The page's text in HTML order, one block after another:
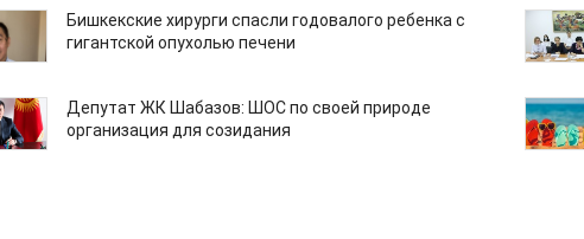
Бишкекские хирурги спасли годовалого ребенка с
гигантской опухолью печени
Депутат ЖК Шабазов: ШОС по своей природе
организация для созидания